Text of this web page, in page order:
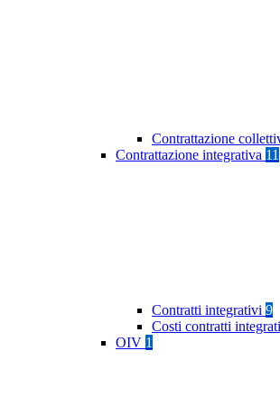
Contrattazione
Contrattazione integrativa 11
Contratti integrativi 9
Costi contratti
OIV 1